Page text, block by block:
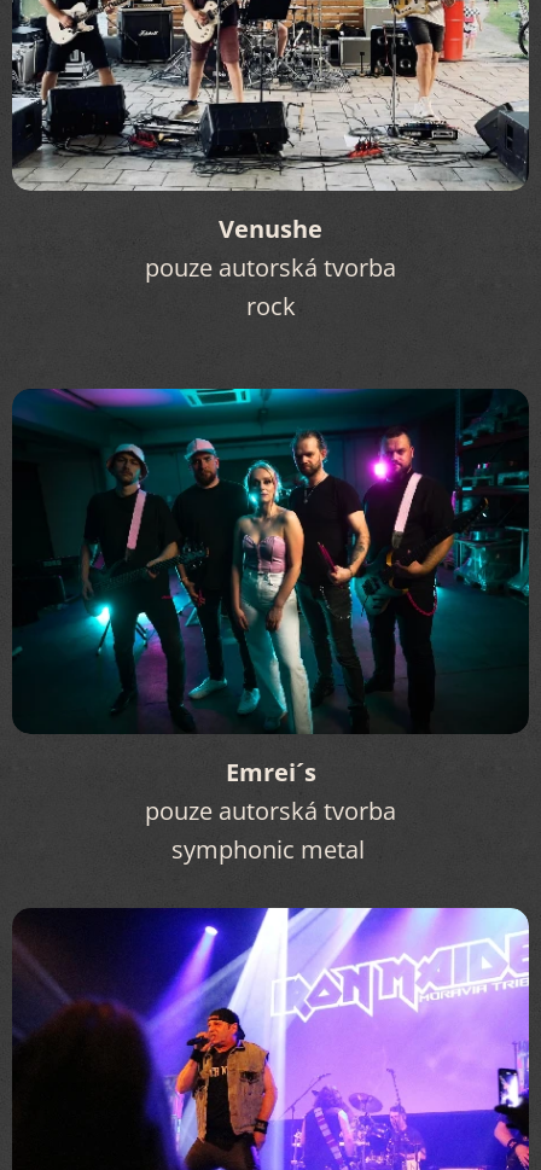
Venushe
pouze autorská tvorba
rock
Emrei´s
pouze autorská tvorba
symphonic metal